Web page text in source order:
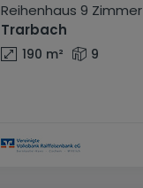
Reihenhaus 9 Zimmer
Trarbach
190 m² 9